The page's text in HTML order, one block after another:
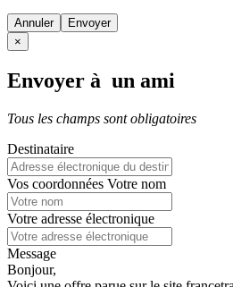
Annuler
×
Envoyer à un ami
Tous les champs sont obligatoires
Destinataire
Vos coordonnées Votre nom
Votre adresse électronique
Message
Bonjour,